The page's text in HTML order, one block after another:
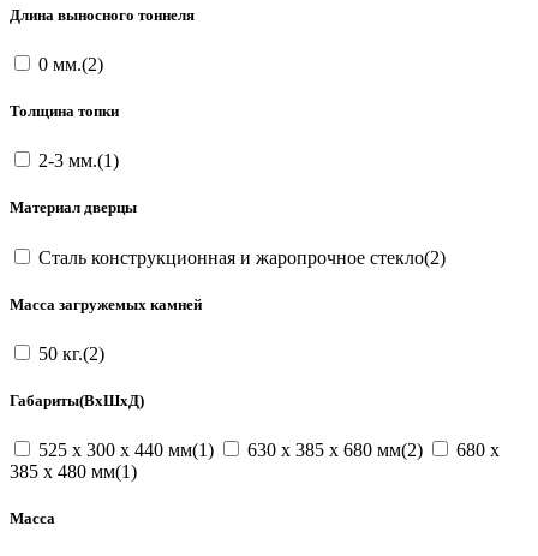
Длина выносного тоннеля
0 мм.(2)
Толщина топки
2-3 мм.(1)
Материал дверцы
Сталь конструкционная и жаропрочное стекло(2)
Масса загружемых камней
50 кг.(2)
Габариты(ВxШxД)
525 x 300 x 440 мм(1) 630 x 385 x 680 мм(2)
680 x
385 x 480 мм(1)
Масса